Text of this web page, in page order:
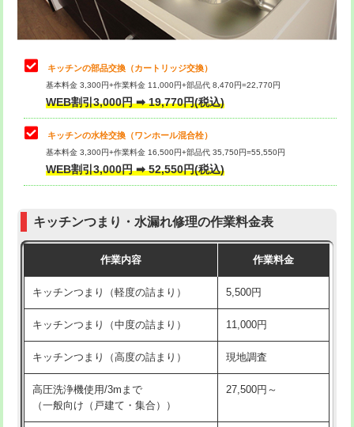
給水管工事※（土の掘削・埋め戻し作
11,000円
給水管工事※（塩ビ管（VP・HI）使
用/3ｍまで)
給水管工事※（塩ビ管（VP・HI）使
用（追加）/3ｍ超え)
給水管工事※（ライニング鋼管・銅
管・ポリ管・HT管使用/3ｍまで)
44,000円
管・ポリ管・HT管使用/3ｍ超え)
排水管工事（土の掘削・埋め戻し作
11,000円~
排水管工事（排水管工事/3ｍまで） 55,000円
排水管工事（追加 排水管工事/3ｍ超
+11,000円
マス交換（土の掘削・埋め戻し作業）
マス交換（深さ50㎝未満）
理・調整・分解・加工など（軽作業）
止水・漏水調査・防水処理・清掃・修
理・調整・分解・加工など（中作業）
22,000円
止水・漏水調査・防水処理・清掃・修
理・調整・分解・加工など（重作業）
33,000円
お風呂タンク脱着
その他部品の脱着
式・ワンホール）)
交換・取付(排水栓・排水トラップ
22,000円+材料費
持込商品取付（単水栓）
キッチンの部品交換（カートリッジ交換）
基本料金 3,300円+作業料金 11,000円+部品代 8,470円=22,770円
WEB割引3,000円 ➡ 19,770円(税込)
キッチンの水栓交換（ワンホール混合栓）
基本料金 3,300円+作業料金 16,500円+部品代 35,750円=55,550円
WEB割引3,000円 ➡ 52,550円(税込)
キッチンつまり・水漏れ修理の作業料金表
作業内容 作業料金
キッチンつまり（軽度の詰まり） 5,500円
キッチンつまり（中度の詰まり） 11,000円
キッチンつまり（高度の詰まり） 現地調査
高圧洗浄機使用/3mまで
（一般向け（戸建て・集合））
27,500円～